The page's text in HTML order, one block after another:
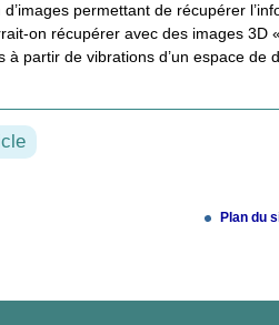
permettant de récupérer
on récupérer avec des images
à partir de vibrations d’un espace
Plan du